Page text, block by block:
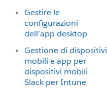
Gestire le
configurazioni
dell’app desktop
Gestione di dispositivi
mobili e app per
dispositivi mobili
Slack per Intune